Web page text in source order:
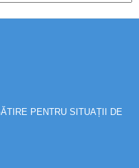
PENTRU SITUAȚII DE